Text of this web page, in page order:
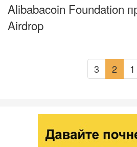
​Alibabacoin Foundation
Airdrop
3 2 1